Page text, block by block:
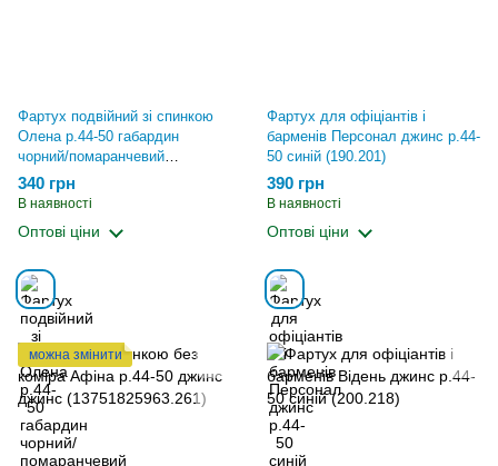
Фартух подвійний зі спинкою
Олена р.44-50 габардин
чорний/помаранчевий
(13781870878.216)
340 грн
В наявності
Оптові ціни
Фартух для офіціантів і
барменів Персонал джинс р.44-
50 синій (190.201)
390 грн
В наявності
Оптові ціни
можна змінити